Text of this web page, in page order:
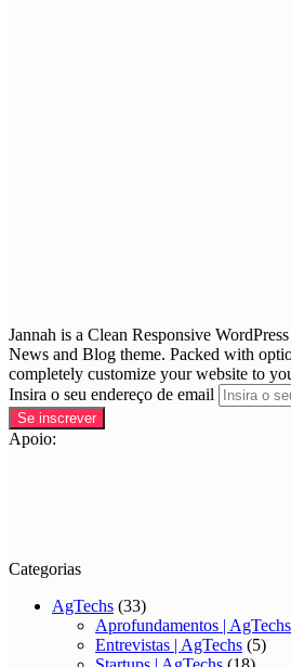
Jannah is a Clean Responsive
News and Blog theme. Packed with
completely customize your website to
Insira o seu endereço de email
Apoio:
Categorias
AgTechs (33)
Aprofundamentos | AgTechs
Entrevistas | AgTechs (5)